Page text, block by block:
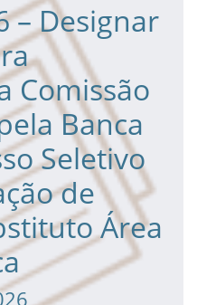
– Designar
Comissão
Banca
Seletivo
de
Área